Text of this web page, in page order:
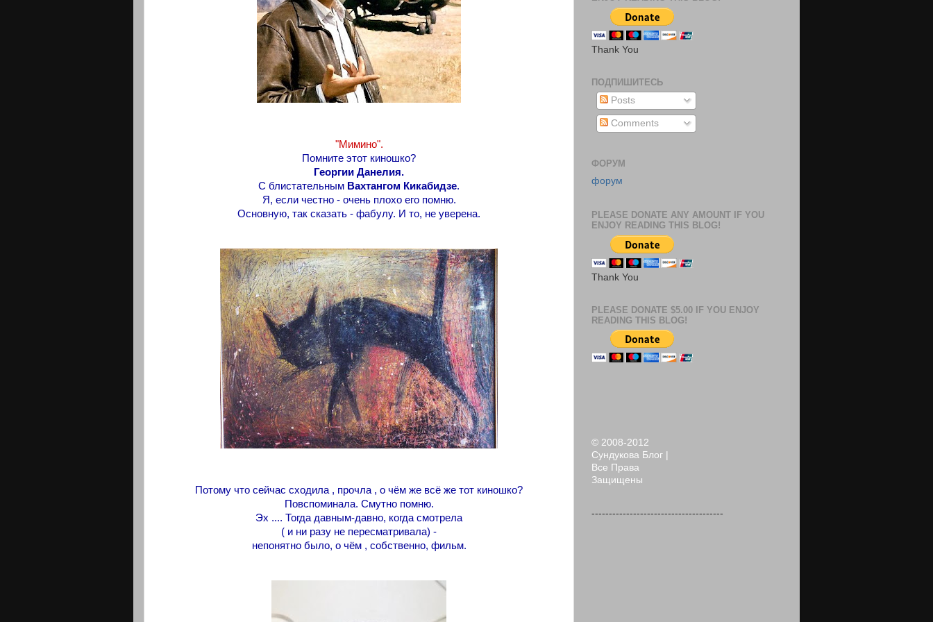
"Мимино".
Помните этот киношко?
Георгии Данелия.
С блистательным Вахтангом Кикабидзе.
Я, если честно - очень плохо его помню.
Основную, так сказать - фабулу. И то, не уверена.
Потому что сейчас сходила , прочла , о чём же всё же тот киношко?
Повспоминала. Смутно помню.
Эх .... Тогда давным-давно, когда смотрела
( и ни разу не пересматривала) -
непонятно было, о чём , собственно, фильм.
Thank You
ПОДПИШИТЕСЬ
Posts
Comments
ФОРУМ
форум
PLEASE DONATE ANY AMOUNT IF YOU
ENJOY READING THIS BLOG!
Thank You
PLEASE DONATE $5.00 IF YOU ENJOY
READING THIS BLOG!
© 2008-2012
Сундукова Блог |
Все Права
Защищены
--------------------------------------